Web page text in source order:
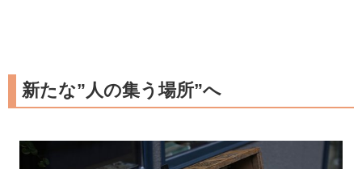
新たな”人の集う場所”へ